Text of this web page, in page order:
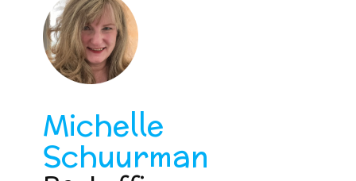
Michelle
Schuurman